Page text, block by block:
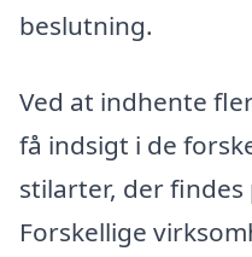
beslutning.
Ved at indhente
få indsigt i de
stilarter, der findes
Forskellige